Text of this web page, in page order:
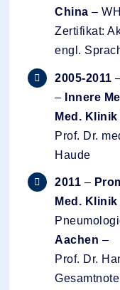
China –
Zertifikat:
engl.
2005-2011
–
Innere
Med.
Prof. Dr.
Haude
2011 –
Med. Klinik I
Aachen –
Prof. Dr.